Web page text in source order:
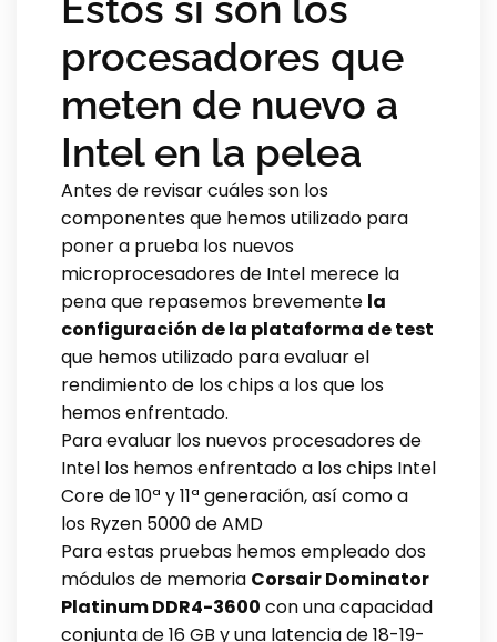
procesadores que
meten de nuevo a
Intel en la pelea
Antes de revisar cuáles son los
componentes que hemos utilizado para
poner a prueba los nuevos
microprocesadores de Intel merece la
pena que repasemos brevemente la
configuración de la plataforma de test
que hemos utilizado para evaluar el
rendimiento de los chips a los que los
hemos enfrentado.
Para evaluar los nuevos procesadores de
Intel los hemos enfrentado a los chips Intel
Core de 10ª y 11ª generación, así como a
los Ryzen 5000 de AMD
Para estas pruebas hemos empleado dos
módulos de memoria Corsair Dominator
Platinum DDR4-3600 con una capacidad
conjunta de 16 GB y una latencia de 18-19-